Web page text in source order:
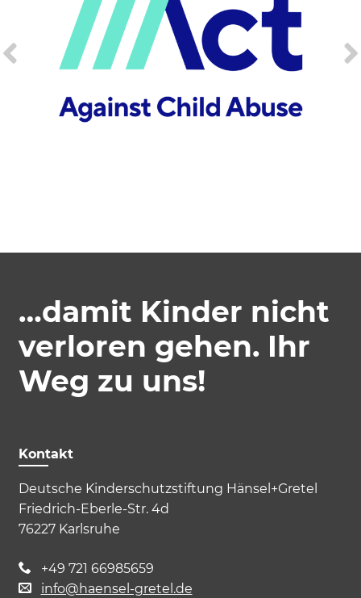
…damit Kinder nicht
verloren gehen. Ihr
Weg zu uns!
Kontakt
Deutsche Kinderschutzstiftung Hänsel+Gretel
Friedrich-Eberle-Str. 4d
76227 Karlsruhe
+49 721 66985659
info@haensel-gretel.de